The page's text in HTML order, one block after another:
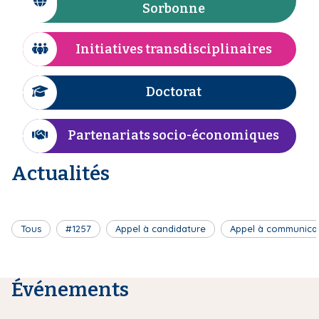
n
e
I
c
ô
n
e
Sorbonne
I
c
ô
n
e
Initiatives transdisciplinaires
I
c
ô
n
e
Doctorat
I
ô
Partenariats socio-économiques
Actualités
Tous #1257 Appel à candidature Appel à
Événements